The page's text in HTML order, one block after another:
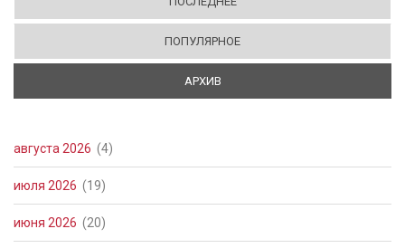
ПОПУЛЯРНОЕ
АРХИВ
августа 2026 (4)
июля 2026 (19)
июня 2026 (20)